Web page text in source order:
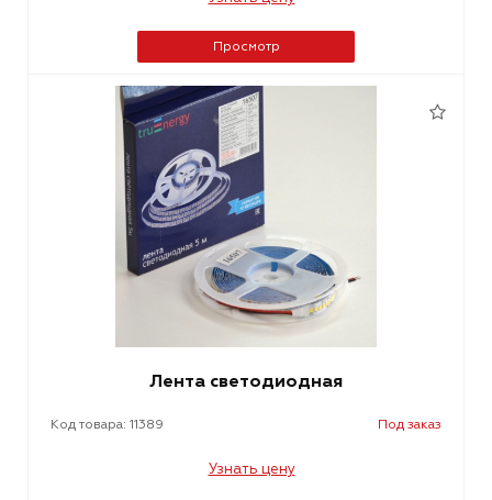
Просмотр
Лента светодиодная
Код товара: 11389 Под заказ
Узнать цену